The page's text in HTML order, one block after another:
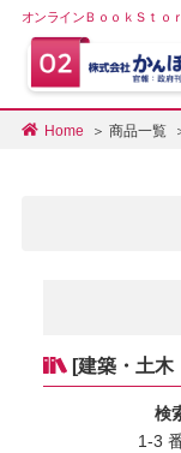
オンラインＢｏｏｋＳｔｏ
Home 商品一覧
[建築・土
検
1-3